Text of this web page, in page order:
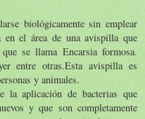
biológicamente sin emplear
en el área de una avispilla que
se llama Encarsia formosa.
entre otras.Esta avispilla es
y animales.
la aplicación de bacterias que
y que son completamente